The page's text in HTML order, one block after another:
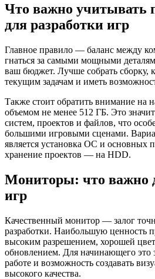
Что важно учитывать
для разработки игр
Главное правило — баланс между
гнаться за самыми мощными
ваш бюджет. Лучше собрать сборку,
текущим задачам и иметь
Также стоит обратить внимание на
объемом не менее 512 ГБ. Это
систем, проектов и файлов, что
большими игровыми сценами.
является установка ОС и основных
хранение проектов — на HDD.
Мониторы: что важно
игр
Качественный монитор — залог
разработки. Наибольшую ценность
высоким разрешением, хорошей
обновлением. Для начинающего это
работе и возможность создавать
высокого качества.